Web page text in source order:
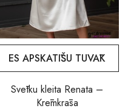
ES APSKATĪŠU TUVĀK
Svētku kleita Renata –
Krēmkrāsa